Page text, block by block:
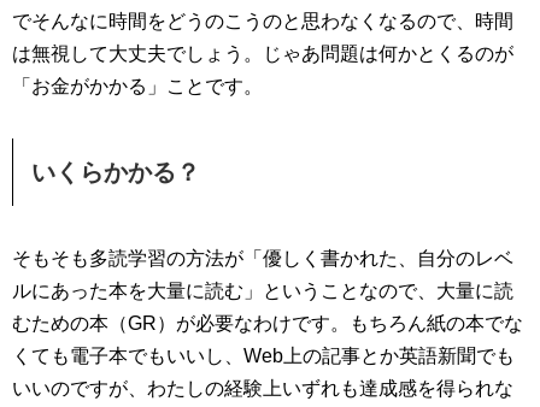
でそんなに時間をどうのこうのと思わなくなるので、時間
は無視して大丈夫でしょう。じゃあ問題は何かとくるのが
「お金がかかる」ことです。
いくらかかる？
そもそも多読学習の方法が「優しく書かれた、自分のレベ
ルにあった本を大量に読む」ということなので、大量に読
むための本（GR）が必要なわけです。もちろん紙の本でな
くても電子本でもいいし、Web上の記事とか英語新聞でも
いいのですが、わたしの経験上いずれも達成感を得られな